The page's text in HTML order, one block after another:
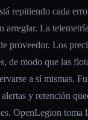
repitiendo cada
arreglar. La
proveedor. Los
de modo que las
a sí mismas.
y retención
OpenLegion toma